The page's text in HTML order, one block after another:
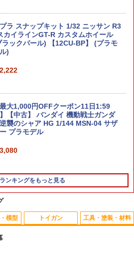
ラ スナップキット 1/32 ニッサン R3
カイラインGT-R カスタムホイール
ラックパール) 【12CU-BP】 (プラモ
)
最大1,000円OFFクーポン11日1:59
【中古】 バンダイ 機動戦士ガンダ
襲のシャア HG 1/144 MSN-04 サザ
プラモデル
ンキングをもっと見る
店独自で＋P10倍★要エントリー】
古】[FIG] EXTENDED MS IN ACTI
エクステンデッド・モビルスー
ック脱落防止 フック新［戦人 senji
ラビナ サバゲー アウトドア OD オ
ブドラブ Olive drab 白 ホワイト］
テック 油ねんど 1kg（無臭） 3019
模型 トイガン 工具・塗装・材料